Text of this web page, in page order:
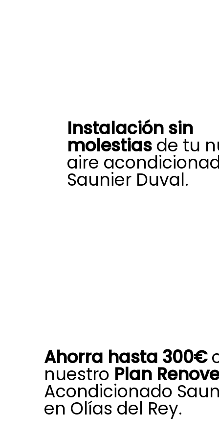
Instalación sin
molestiasde tu
aire
Saunier Duval.
Ahorra hasta 300€
nuestro Plan Renove
Acondicionado
en Olías del Rey.